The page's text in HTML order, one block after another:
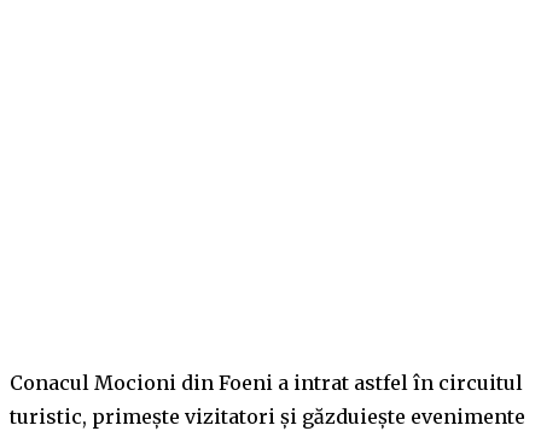
Conacul Mocioni din Foeni a intrat astfel în circuitul
turistic, primește vizitatori și găzduiește evenimente